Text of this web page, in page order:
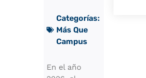
Categorías:
Más Que
Campus
En el año